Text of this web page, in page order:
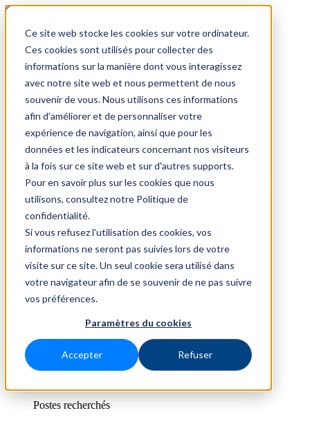
Ce site web stocke les cookies sur votre ordinateur.
Ces cookies sont utilisés pour collecter des
informations sur la manière dont vous interagissez
avec notre site web et nous permettent de nous
souvenir de vous. Nous utilisons ces informations
afin d'améliorer et de personnaliser votre
expérience de navigation, ainsi que pour les
données et les indicateurs concernant nos visiteurs
à la fois sur ce site web et sur d'autres supports.
Pour en savoir plus sur les cookies que nous
utilisons, consultez notre Politique de
confidentialité.
Si vous refusez l'utilisation des cookies, vos
informations ne seront pas suivies lors de votre
visite sur ce site. Un seul cookie sera utilisé dans
votre navigateur afin de se souvenir de ne pas suivre
vos préférences.
Paramètres du cookies
Accepter Refuser
Trouver un emploi
Par secteur
BTP Hôtellerie & Restauration Industrie & Nucléaire
Médical & Santé
Tertiaire & Ingénierie
Logistique
Voir tout
Par ville
Trouvez un emploi près de chez vous.
Bordeaux Lyon Marseille Nantes Paris Toulouse
Voir tout
Postes recherchés